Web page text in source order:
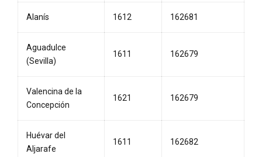
Alanís 1612 162681
Aguadulce
(Sevilla)
1611 162679
Valencina de la
Concepción
1621 162679
Huévar del
Aljarafe
1611 162682